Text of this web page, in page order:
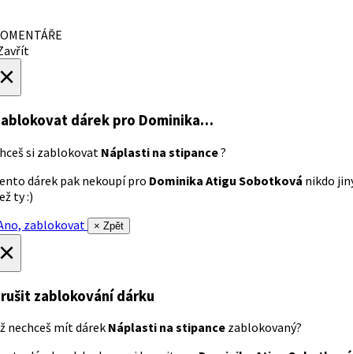
dárek pro Dominika…
si zablokovat Náplasti na stipance?
dárek pak nekoupí pro Dominika Atigu Sobotková nikdo
ty :)
zablokovat
× Zpět
zablokování dárku
nechceš mít dárek Náplasti na stipance zablokovaný?